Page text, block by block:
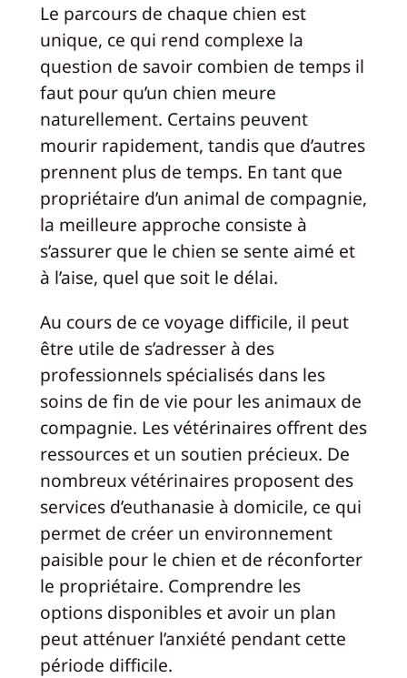
Le parcours de chaque chien est
unique, ce qui rend complexe la
question de savoir combien de temps il
faut pour qu’un chien meure
naturellement. Certains peuvent
mourir rapidement, tandis que d’autres
prennent plus de temps. En tant que
propriétaire d’un animal de compagnie,
la meilleure approche consiste à
s’assurer que le chien se sente aimé et
à l’aise, quel que soit le délai.
Au cours de ce voyage difficile, il peut
être utile de s’adresser à des
professionnels spécialisés dans les
soins de fin de vie pour les animaux de
compagnie. Les vétérinaires offrent des
ressources et un soutien précieux. De
nombreux vétérinaires proposent des
services d’euthanasie à domicile, ce qui
permet de créer un environnement
paisible pour le chien et de réconforter
le propriétaire. Comprendre les
options disponibles et avoir un plan
peut atténuer l’anxiété pendant cette
période difficile.